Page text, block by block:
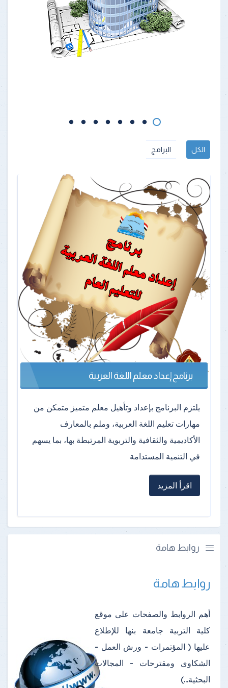
الكل البرامج
برنامج إعداد معلم اللغة العربية
يلتزم البرنامج بإعداد وتأهيل معلم متميز متمكن من
مهارات تعليم اللغة العربية، وملم بالمعارف
الأكاديمية والثقافية والتربوية المرتبطة بها، بما يسهم
في التنمية المستدامة
اقرأ المزيد
روابط هامة
روابط هامة
أهم الروابط والصفحات على موقع
كلية التربية جامعة بنها للإطلاع
عليها ( المؤتمرات - ورش العمل -
الشكاوى ومقترحات - المجالات
البحثية...)